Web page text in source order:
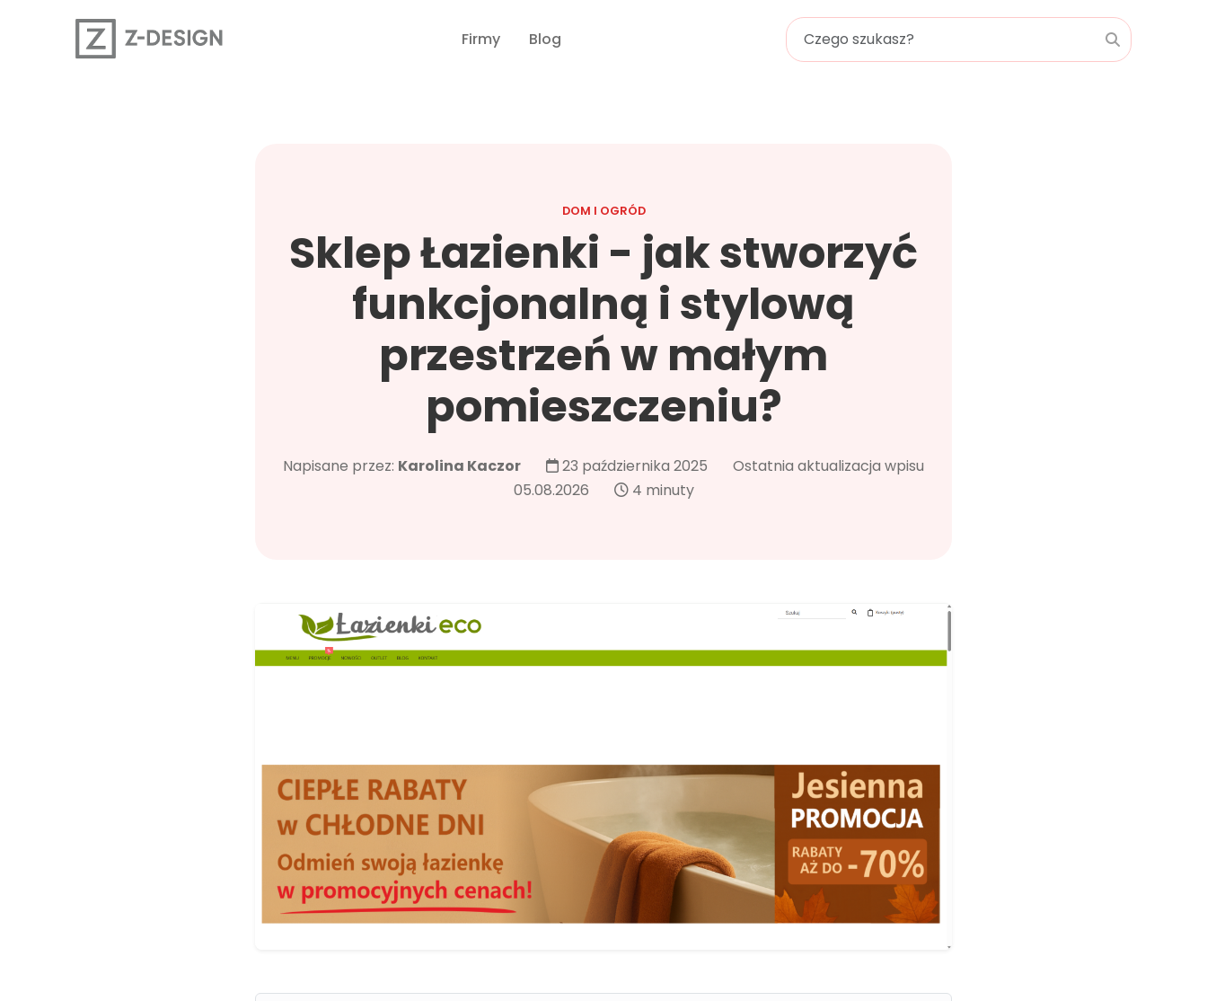
Firmy Blog
DOM I OGRÓD
Sklep Łazienki - jak stworzyć
funkcjonalną i stylową
przestrzeń w małym
pomieszczeniu?
Napisane przez: Karolina Kaczor 23 października 2025
Ostatnia aktualizacja wpisu
05.08.2026
4 minuty